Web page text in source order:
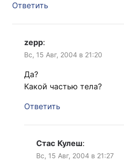
Ответить
zepp:
Вс, 15 Авг, 2004 в 21:20
Да?
Какой частью тела?
Ответить
Стас Кулеш:
Вс, 15 Авг, 2004 в 21:27